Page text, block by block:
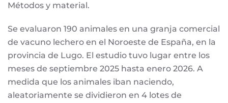
Métodos y material.
Se evaluaron 190 animales en una granja comercial
de vacuno lechero en el Noroeste de España, en la
provincia de Lugo. El estudio tuvo lugar entre los
meses de septiembre 2025 hasta enero 2026. A
medida que los animales iban naciendo,
aleatoriamente se dividieron en 4 lotes de